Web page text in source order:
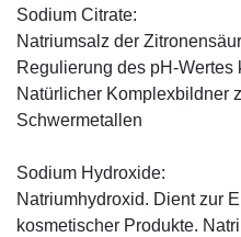
Sodium Citrate:
Natriumsalz der
Regulierung des pH-Wertes
Natürlicher Komplexbildner
Schwermetallen
Sodium Hydroxide:
Natriumhydroxid. Dient zur
kosmetischer Produkte.